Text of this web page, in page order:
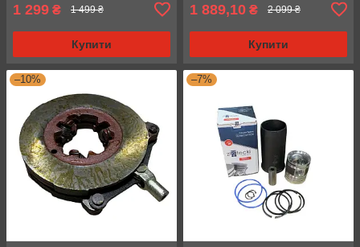
1 299 ₴ 1 499 ₴
Купити
1 889,10 ₴ 2 099 ₴
Купити
–10% –7%